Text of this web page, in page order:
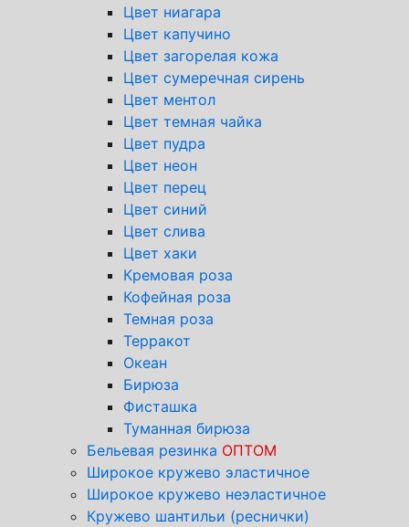
Цвет ниагара
Цвет капучино
Цвет загорелая кожа
Цвет сумеречная сирень
Цвет ментол
Цвет темная чайка
Цвет пудра
Цвет неон
Цвет перец
Цвет синий
Цвет слива
Цвет хаки
Кремовая роза
Кофейная роза
Темная роза
Терракот
Океан
Бирюза
Фисташка
Туманная бирюза
Бельевая резинка ОПТОМ
Широкое кружево эластичное
Широкое кружево неэластичное
Кружево шантильи (реснички)